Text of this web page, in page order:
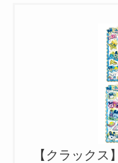
【クラックス